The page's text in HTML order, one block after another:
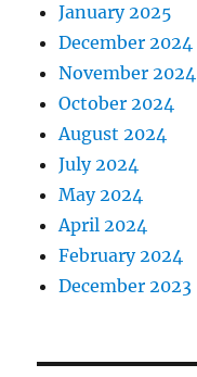
January 2025
December 2024
November 2024
October 2024
August 2024
July 2024
May 2024
April 2024
February 2024
December 2023